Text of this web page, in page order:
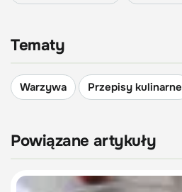
Tematy
Warzywa Przepisy kulinarne
Powiązane artykuły